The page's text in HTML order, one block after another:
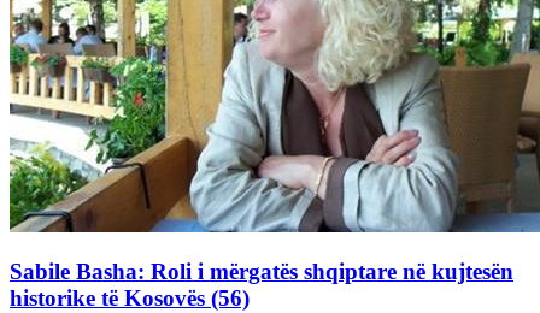
Sabile Basha: Roli i mërgatës shqiptare në kujtesën
historike të Kosovës (56)